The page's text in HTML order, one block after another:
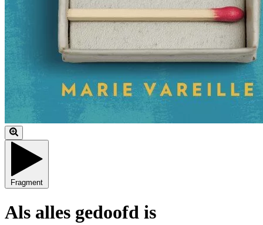
Fragment
Als alles gedoofd is